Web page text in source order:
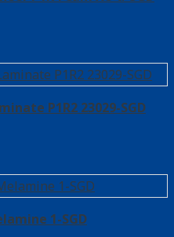
P1R2 23029-SGD
1-SGD